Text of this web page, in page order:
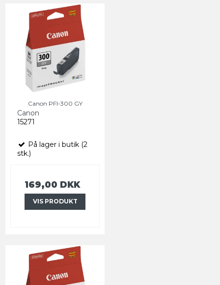
Canon PFI-300 GY
Canon
15271
På lager i butik (2
stk.)
169,00 DKK
VIS PRODUKT